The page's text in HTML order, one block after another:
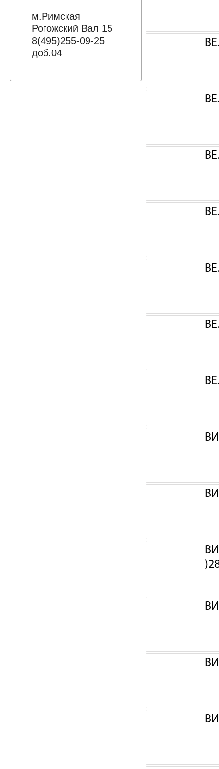
м.Римская
Рогожский Вал 15
8(495)255-09-25
доб.04